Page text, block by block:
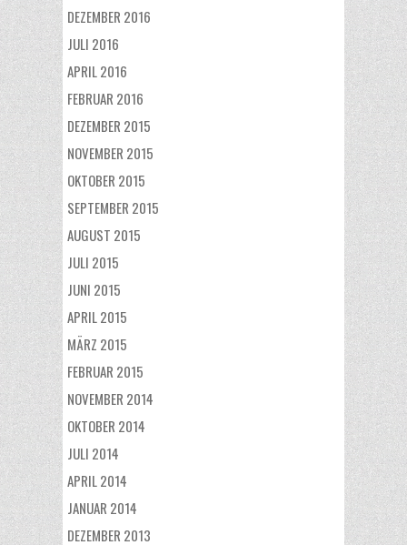
DEZEMBER 2016
JULI 2016
APRIL 2016
FEBRUAR 2016
DEZEMBER 2015
NOVEMBER 2015
OKTOBER 2015
SEPTEMBER 2015
AUGUST 2015
JULI 2015
JUNI 2015
APRIL 2015
MÄRZ 2015
FEBRUAR 2015
NOVEMBER 2014
OKTOBER 2014
JULI 2014
APRIL 2014
JANUAR 2014
DEZEMBER 2013